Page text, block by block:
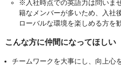
※入社時点での英語力は問いま
籍なメンバーが多いため、入社
ローバルな環境を楽しめる方を
こんな方に仲間になってほしい
チームワークを大事にし、向上心